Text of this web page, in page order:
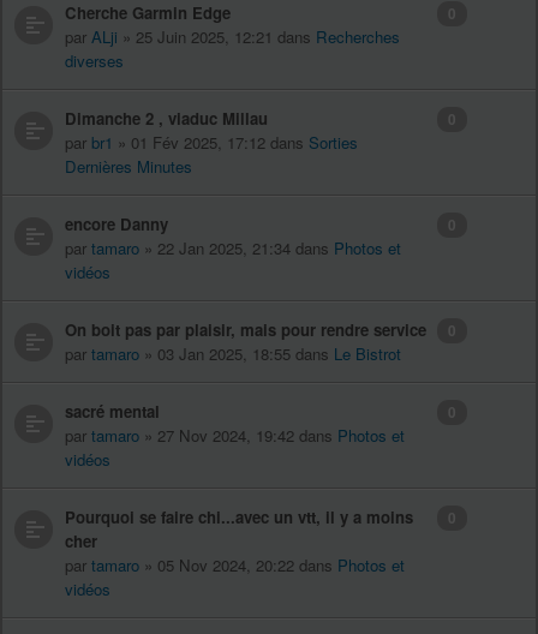
Cherche Garmin Edge
par ALji » 25 Juin 2025, 12:21 dans Recherches
diverses
0
Dimanche 2 , viaduc Millau
par br1 » 01 Fév 2025, 17:12 dans Sorties
Dernières Minutes
0
encore Danny
par tamaro » 22 Jan 2025, 21:34 dans Photos et
vidéos
0
On boit pas par plaisir, mais pour rendre service
par tamaro » 03 Jan 2025, 18:55 dans Le Bistrot
0
sacré mental
par tamaro » 27 Nov 2024, 19:42 dans Photos et
vidéos
0
Pourquoi se faire chi...avec un vtt, il y a moins
cher
par tamaro » 05 Nov 2024, 20:22 dans Photos et
vidéos
0